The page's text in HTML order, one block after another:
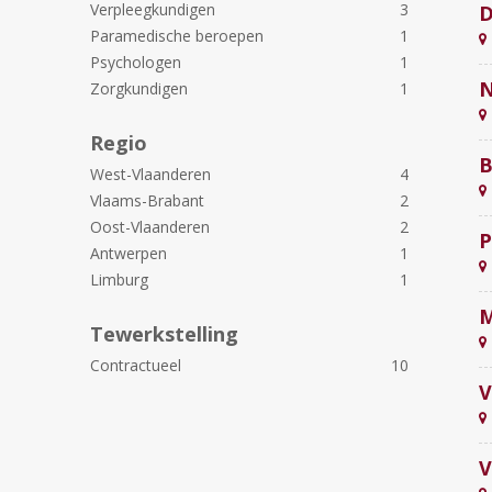
Verpleegkundigen
3
Paramedische beroepen
1
Psychologen
1
Zorgkundigen
1
Regio
West-Vlaanderen
4
Vlaams-Brabant
2
Oost-Vlaanderen
2
Antwerpen
1
Limburg
1
Tewerkstelling
Contractueel 10